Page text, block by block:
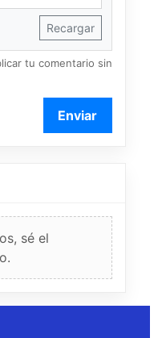
Recargar
tu comentario sin
Enviar
sé el